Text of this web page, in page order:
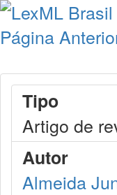
Página
Tipo
Artigo de
Autor
Almeida